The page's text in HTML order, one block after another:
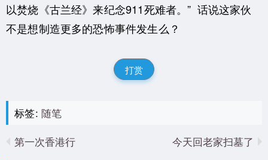
以焚烧《古兰经》来纪念911死难者。” 话说这家伙
不是想制造更多的恐怖事件发生么？
打赏
标签: 随笔
第一次香港行
今天回老家扫墓了